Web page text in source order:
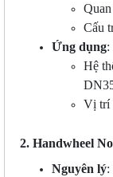
Cấu
Ứng dụng:
Hệ
Vị trí
2. Handwheel
Nguyên lý: